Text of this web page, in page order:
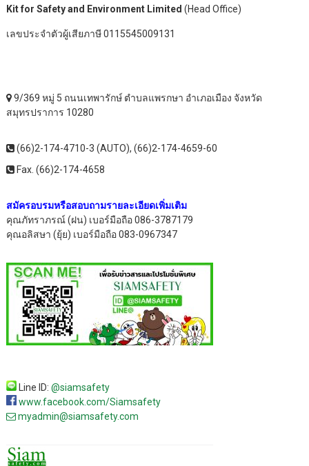
Kit for Safety and Environment Limited (Head Office)
เลขประจำตัวผู้เสียภาษี 0115545009131
9/369 หมู่ 5 ถนนเทพารักษ์ ตำบลแพรกษา อำเภอเมือง จังหวัด
สมุทรปราการ 10280
(66)2-174-4710-3 (AUTO), (66)2-174-4659-60
Fax. (66)2-174-4658
สมัครอบรมหรือสอบถามรายละเอียดเพิ่มเติม
คุณภัทราภรณ์ (ฝน) เบอร์มือถือ 086-3787179
คุณอลิสษา (ยุ้ย) เบอร์มือถือ 083-0967347
Line ID: @siamsafety
www.facebook.com/Siamsafety
myadmin@siamsafety.com